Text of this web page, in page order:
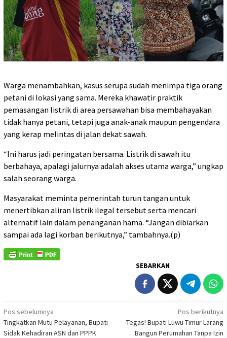
Warga menambahkan, kasus serupa sudah menimpa tiga orang
petani di lokasi yang sama. Mereka khawatir praktik
pemasangan listrik di area persawahan bisa membahayakan
tidak hanya petani, tetapi juga anak-anak maupun pengendara
yang kerap melintas di jalan dekat sawah.
“Ini harus jadi peringatan bersama. Listrik di sawah itu
berbahaya, apalagi jalurnya adalah akses utama warga,” ungkap
salah seorang warga.
Masyarakat meminta pemerintah turun tangan untuk
menertibkan aliran listrik ilegal tersebut serta mencari
alternatif lain dalam penanganan hama. “Jangan dibiarkan
sampai ada lagi korban berikutnya,” tambahnya.(p)
SEBARKAN
Navigasi
pos
Pos sebelumnya
Tingkatkan Mutu Pelayanan, Bupati
Sidak Kehadiran ASN dan PPPK
Pos berikutnya
Tegas! Bupati Luwu Timur Larang
Bangun Perumahan Tanpa Izin